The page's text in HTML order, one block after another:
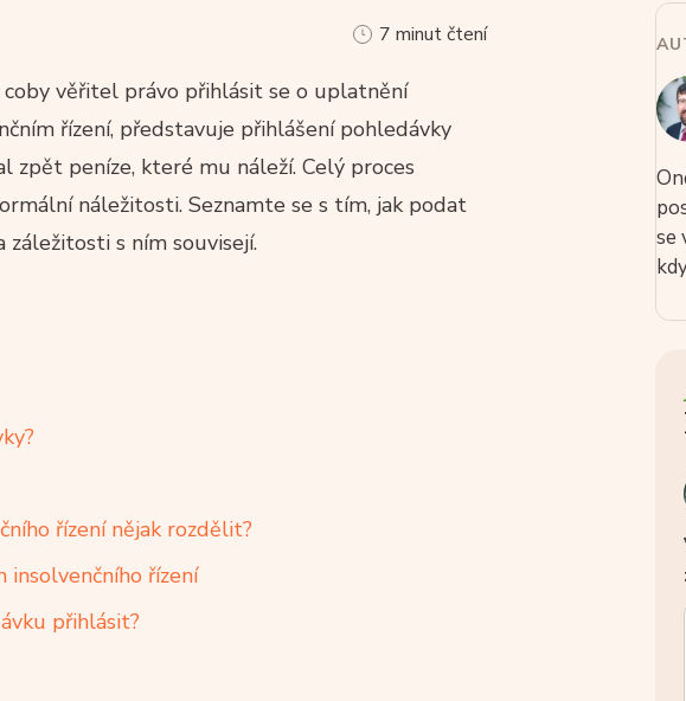
7 minut čtení
věřitel právo přihlásit se o uplatnění
řízení, představuje přihlášení pohledávky
peníze, které mu náleží. Celý proces
náležitosti. Seznamte se s tím, jak podat
záležitosti s ním souvisejí.
řízení nějak rozdělit?
insolvenčního řízení
přihlásit?
se